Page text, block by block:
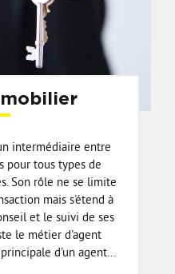
intermédiaire entre
pour tous types de
Son rôle ne se limite
mais s'étend à
et le suivi de ses
le métier d'agent
d'un agent...